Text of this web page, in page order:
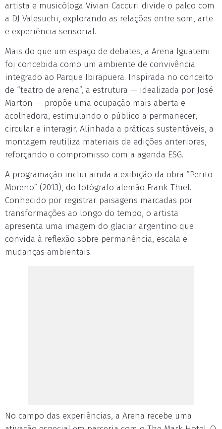
artista e musicóloga Vivian Caccuri divide o palco com
a DJ Valesuchi, explorando as relações entre som, arte
e experiência sensorial.
Mais do que um espaço de debates, a Arena Iguatemi
foi concebida como um ambiente de convivência
integrado ao Parque Ibirapuera. Inspirada no conceito
de “teatro de arena”, a estrutura — idealizada por José
Marton — propõe uma ocupação mais aberta e
acolhedora, estimulando o público a permanecer,
circular e interagir. Alinhada a práticas sustentáveis, a
montagem reutiliza materiais de edições anteriores,
reforçando o compromisso com a agenda ESG.
A programação inclui ainda a exibição da obra “Perito
Moreno” (2013), do fotógrafo alemão Frank Thiel.
Conhecido por registrar paisagens marcadas por
transformações ao longo do tempo, o artista
apresenta uma imagem do glaciar argentino que
convida à reflexão sobre permanência, escala e
mudanças ambientais.
No campo das experiências, a Arena recebe uma